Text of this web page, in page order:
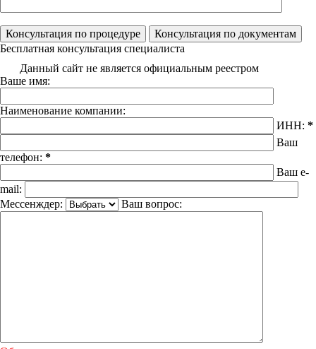
Бесплатная консультация специалиста
Данный сайт не является официальным реестром
Ваше имя:
Наименование компании:
ИНН: *
Ваш
телефон: *
Ваш e-
mail:
Мессенждер:
Ваш вопрос: